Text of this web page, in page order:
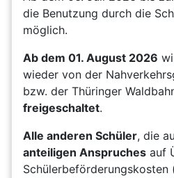
die Benutzung durch die
möglich.
Ab dem 01. August 2026
wieder von der
bzw. der Thüringer
freigeschaltet.
Alle anderen Schüler, die
anteiligen Anspruches auf
Schülerbeförderungskosten